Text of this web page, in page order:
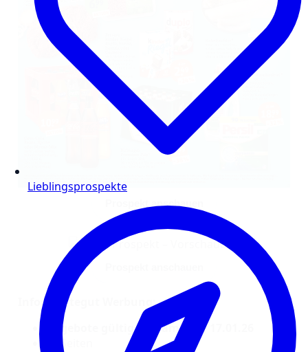
Prospekt anschauen
Infos zur tegut Werbung:
Angebote gültig bis Samstag, 17.01.26
22 Seiten
Lieblingsprospekte